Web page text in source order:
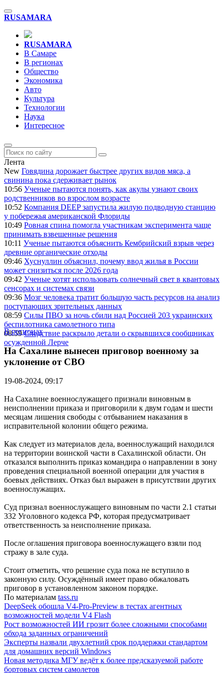
RUSAMARA
RUSAMARA
В Самаре
В регионах
Общество
Экономика
Авто
Культура
Технологии
Наука
Интересное
Лента
New Говядина дорожает быстрее других видов мяса, а
свинина пока сдерживает рынок
10:56 Ученые пытаются понять, как акулы узнают своих
родственников во взрослом возрасте
10:52 Компания DEEP запустила жилую подводную станцию
у побережья американской Флориды
10:49 Ровная спина помогла участникам эксперимента чаще
принимать взвешенные решения
10:11 Ученые пытаются объяснить Кембрийский взрыв через
древние органические отходы
09:46 Хуснуллин объяснил, почему ввод жилья в России
может снизиться после 2026 года
09:42 Ученые хотят использовать солнечный свет в квантовых
сенсорах и системах связи
09:36 Мозг человека тратит большую часть ресурсов на анализ
поступающих зрительных данных
08:59 Силы ПВО за ночь сбили над Россией 203 украинских
беспилотника самолетного типа
08:59 Следствие раскрыло детали о скрывшихся сообщниках
осужденной Лерче
В регионах
На Сахалине вынесен приговор военному за
уклонение от СВО
19-08-2024, 09:17
На Сахалине военнослужащего признали виновным в
неисполнении приказа и приговорили к двум годам и шести
месяцам лишения свободы с отбыванием наказания в
исправительной колонии общего режима.
Как следует из материалов дела, военнослужащий находился
на территории воинской части в Сахалинской области. Он
отказался выполнить приказ командира о направлении в зону
проведения специальной военной операции для участия в
боевых действиях. Отказ был выражен в присутствии других
военнослужащих.
Суд признал военнослужащего виновным по части 2.1 статьи
332 Уголовного кодекса РФ, которая предусматривает
ответственность за неисполнение приказа.
После оглашения приговора военнослужащего взяли под
стражу в зале суда.
Стоит отметить, что решение суда пока не вступило в
законную силу. Осуждённый имеет право обжаловать
приговор в установленном законом порядке.
По материалам tass.ru
DeepSeek обошла V4-Pro-Preview в тестах агентных
возможностей модели V4 Flash
Рост возможностей ИИ грозит более сложными способами
обхода заданных ограничений
Эксперты назвали двухлетний срок поддержки стандартом
для домашних версий Windows
Новая методика МГУ ведёт к более предсказуемой работе
бортовых систем самолетов